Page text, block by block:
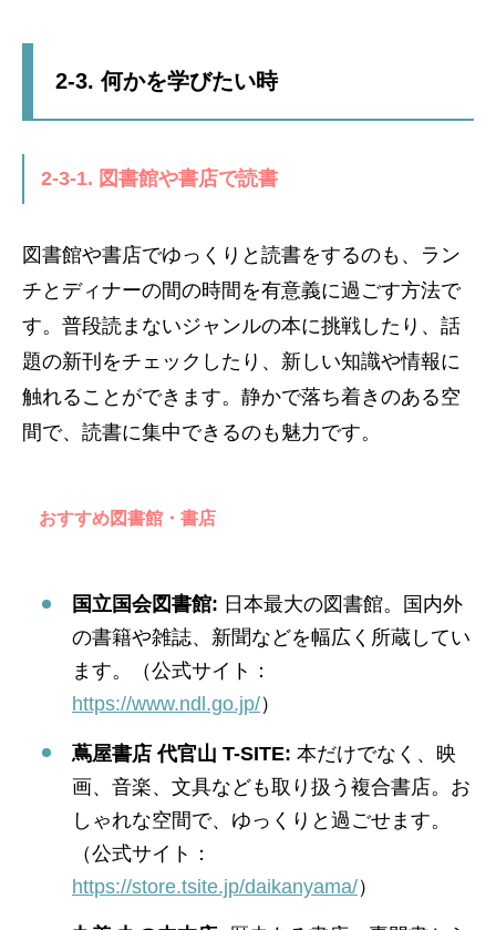
2-3. 何かを学びたい時
2-3-1. 図書館や書店で読書
図書館や書店でゆっくりと読書をするのも、ラン
チとディナーの間の時間を有意義に過ごす方法で
す。普段読まないジャンルの本に挑戦したり、話
題の新刊をチェックしたり、新しい知識や情報に
触れることができます。静かで落ち着きのある空
間で、読書に集中できるのも魅力です。
おすすめ図書館・書店
国立国会図書館: 日本最大の図書館。国内外
の書籍や雑誌、新聞などを幅広く所蔵してい
ます。（公式サイト：
https://www.ndl.go.jp/）
蔦屋書店 代官山 T-SITE: 本だけでなく、映
画、音楽、文具なども取り扱う複合書店。お
しゃれな空間で、ゆっくりと過ごせます。
（公式サイト：
https://store.tsite.jp/daikanyama/）